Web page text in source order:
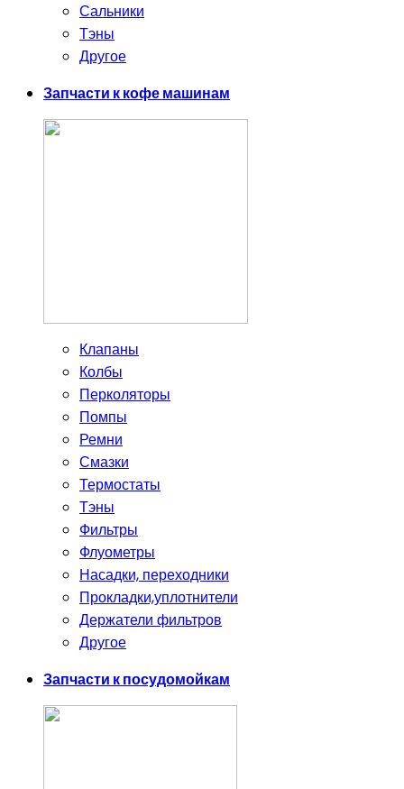
Сальники
Тэны
Другое
Запчасти к кофе машинам
Клапаны
Колбы
Перколяторы
Помпы
Ремни
Смазки
Термостаты
Тэны
Фильтры
Флуометры
Насадки, переходники
Прокладки,уплотнители
Держатели фильтров
Другое
Запчасти к посудомойкам